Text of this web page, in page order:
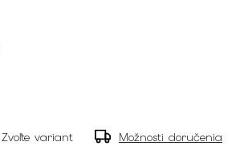
Zvoľte variant Možnosti doručenia